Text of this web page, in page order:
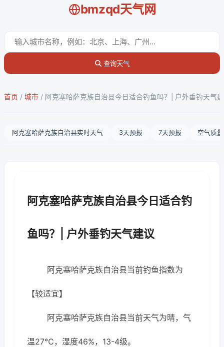
bmzqd天气网
查询天气
首页 / 城市 / 阿克塞哈萨克族自治县今日适合钓鱼吗？| 户外垂钓天气
阿克塞哈萨克族自治县实时天气 3天预报 7天预报 空气质量
阿克塞哈萨克族自治县今日适合钓
鱼吗？| 户外垂钓天气建议
阿克塞哈萨克族自治县当前钓鱼指数为
【较适宜】
阿克塞哈萨克族自治县当前天气为晴，气
温27℃，湿度46%，13-4级。